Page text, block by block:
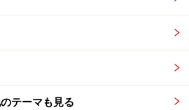
ョウルと呼ばれる頬から顎にか
顔が丸々として見える子がいま
満ではありません。首や太ももの
テーマも見る